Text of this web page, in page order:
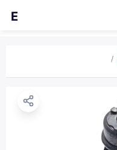
E